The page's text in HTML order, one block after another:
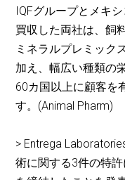
IQFグループとメキ
買収した両社は、飼
ミネラルプレミック
加え、幅広い種類の
60カ国以上に顧客を
す。(Animal Pharm)
> Entrega
術に関する3件の特